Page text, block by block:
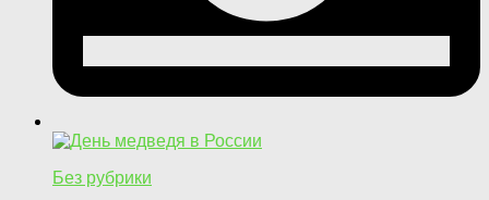
Без рубрики